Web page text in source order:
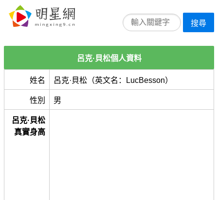
搜尋
呂克·貝松個人資料
姓名 呂克·貝松（英文名：LucBesson）
性別 男
呂克·貝松
真實身高